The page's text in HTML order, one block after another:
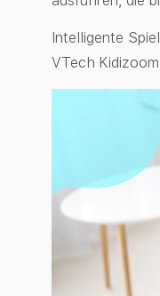
Intelligente
VTech